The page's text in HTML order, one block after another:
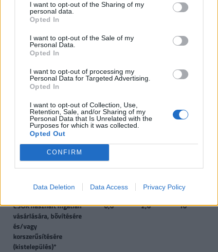
I want to opt-out of the Sharing of my
personal data.
Opted In
I want to opt-out of the Sale of my
Personal Data.
Opted In
I want to opt-out of processing my
Personal Data for Targeted Advertising.
Opted In
I want to opt-out of Collection, Use,
Retention, Sale, and/or Sharing of my
Personal Data that Is Unrelated with the
Purposes for which it was collected.
Opted Out
CONFIRM
Data Deletion Data Access Privacy Policy
Családtámogatások 2019. július 1-től
forint, vastag betűvel az újdonságok)
gyermek
gyermek
gyermek
VISSZA NEM TÉRÍTENDŐ TÁMOGATÁS
CSOK új építésű
ingatlanra*, vagy
0,6
CSOK használt ingatlan
kistelepülés)*, vagy
0,6
CSOK használt ingatlan
vásárlására, bővítésére
és/vagy
korszerűsítésére
(kistelepülés)*
0,6 2,6 10